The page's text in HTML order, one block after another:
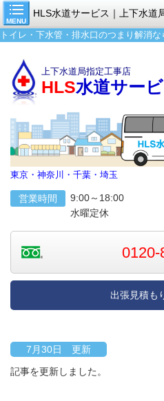
MENU
HLS水道サービス｜上下水道
トイレ・下水管・排水口のつまり解消な
上下水道局指定工事店
HLS水道サー
東京・神奈川・千葉・埼玉
営業時間
9:00～18:00
水曜定休
0120-
出張見積も
7月30日 更新
記事を更新しました。